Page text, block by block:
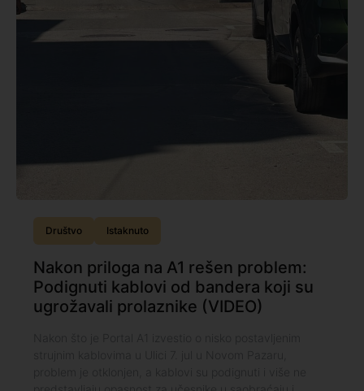
Društvo Istaknuto
Nakon priloga na A1 rešen problem:
Podignuti kablovi od bandera koji su
ugrožavali prolaznike (VIDEO)